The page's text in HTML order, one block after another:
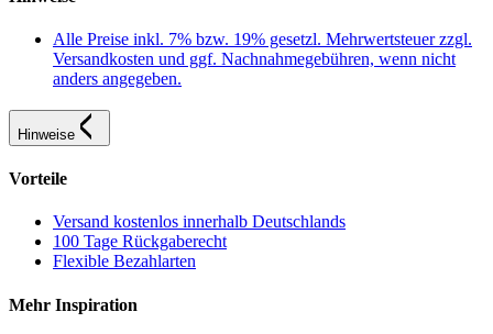
Alle Preise inkl. 7% bzw. 19% gesetzl. Mehrwertsteuer zzgl.
Versandkosten und ggf. Nachnahmegebühren, wenn nicht
anders angegeben.
Hinweise
Vorteile
Versand kostenlos innerhalb Deutschlands
100 Tage Rückgaberecht
Flexible Bezahlarten
Mehr Inspiration